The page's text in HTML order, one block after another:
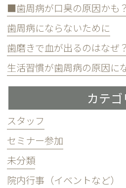
歯周病にならないために
歯磨きで血が出るのはなぜ
カテゴ
スタッフ
セミナー参加
未分類
院内行事（イベントなど）